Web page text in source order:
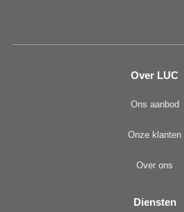
Over LUC
Ons aanbod
Onze klanten
Over ons
Diensten